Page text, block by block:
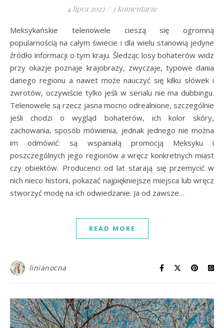
4 lipca 2022 / 3 komentarze
Meksykańskie telenowele cieszą się ogromną
popularnością na całym świecie i dla wielu stanowią jedyne
źródło informacji o tym kraju. Śledząc losy bohaterów widz
przy okazje poznaje krajobrazy, zwyczaje, typowe dania
danego regionu a nawet może nauczyć się kilku słówek i
zwrotów, oczywiście tylko jeśli w serialu nie ma dubbingu.
Telenowele są rzecz jasna mocno odrealnione, szczególnie
jeśli chodzi o wygląd bohaterów, ich kolor skóry,
zachowania, sposób mówienia, jednak jednego nie można
im odmówić: są wspaniałą promocją Meksyku i
poszczególnych jego regionów a wręcz konkretnych miast
czy obiektów. Producenci od lat starają się przemycić w
nich nieco historii, pokazać najpiękniejsze miejsca lub wręcz
stworzyć modę na ich odwiedzanie. Ja od zawsze…
READ MORE
linianocna